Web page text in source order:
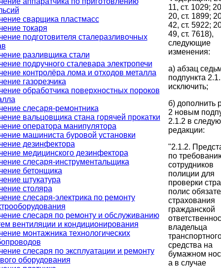
сварщика пластмасс
токаря
подготовителя сталеразливочных
разливщика стали
подручного сталевара электропечи
контролёра лома и отходов металла
газорезчика
обработчика поверхностных пороков
слесаря-ремонтника
вальцовщика стана горячей прокатки
оператора манипулятора
машиниста буровой установки
дезинфектора
медицинского дезинфектора
слесаря-инструментальщика
бетонщика
штукатура
столяра
слесаря-электрика по ремонту
слесаря по ремонту и обслуживанию
вентиляции и кондиционирования
монтажника технологических
слесаря по эксплуатации и ремонту
оборудования
11, ст. 1029;
20, ст. 1899;
42, ст. 5922;
49, ст. 7618),
следующие
изменения:
а) абзац
подпункта
исключить;
б) дополнить
2 новым
2.1.2 в
редакции:
"2.1.2.
по
сотрудников
полиции для
проверки
полис
страхования
гражданской
владельца
средства на
бумажном
а в случае